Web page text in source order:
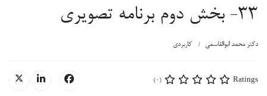
33- بخش دوم برنامه تصویری
دکتر محمد ابوالقاسمی کاربردی
Ratings
(0)